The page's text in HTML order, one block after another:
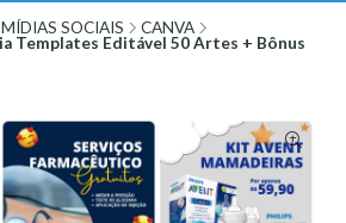
MÍDIAS SOCIAIS
CANVA
Templates Editável 50 Artes + Bônus